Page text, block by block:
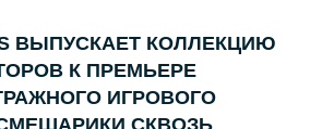
ВЫПУСКАЕТ КОЛЛЕКЦИЮ
К ПРЕМЬЕРЕ
ИГРОВОГО
СКВОЗЬ